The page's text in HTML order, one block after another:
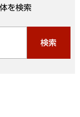
を検索
検索